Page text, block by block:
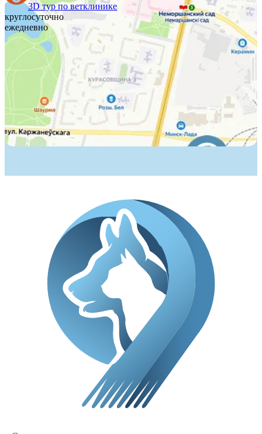
3D тур по ветклинике
круглосуточно
ежедневно